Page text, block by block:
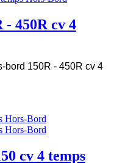
450R cv 4
bord 150R - 450R cv 4
cv 4 temps